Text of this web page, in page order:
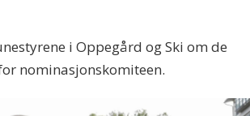
i Oppegård og Ski om de
nominasjonskomiteen.